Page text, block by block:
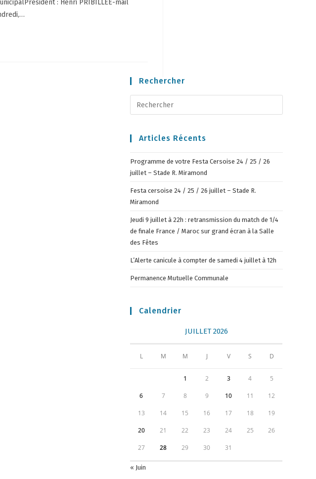
: Henri PRIBILLEE-mail
Rechercher
Articles Récents
Programme de votre Festa Cersoise 24 / 25 / 26
juillet – Stade R. Miramond
Festa cersoise 24 / 25 / 26 juillet – Stade R.
Miramond
Jeudi 9 juillet à 22h : retransmission du match de 1/4
de finale France / Maroc sur grand écran à la Salle
des Fêtes
L’Alerte canicule à compter de samedi 4 juillet à 12h
Permanence Mutuelle Communale
Calendrier
JUILLET 2026
L M M J V S D
1 2 3 4 5
6 7 8 9 10 11 12
13 14 15 16 17 18 19
20 21 22 23 24 25 26
27 28 29 30 31
« Juin